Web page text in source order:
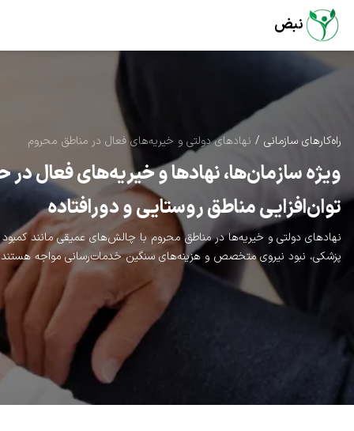
نبض
راه‌کارهای سازمانی / نهادهای دولتی و خیریه‌های فعال در مناطق محروم
ویژه سازمان‌ها، نهادها و خیریه‌های فعال در
توان‌افزایی مناطق روستایی و دورافتاده
نهادهای دولتی و خیریه‌ها در مناطق محروم با چالش‌های عمیقی مانند
پزشکی، نبود نیروی متخصص و هزینه‌های سنگین خدمات‌رسانی مواجه